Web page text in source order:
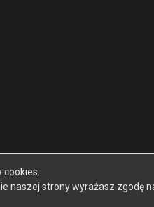
naszej strony wyrażasz zgodę